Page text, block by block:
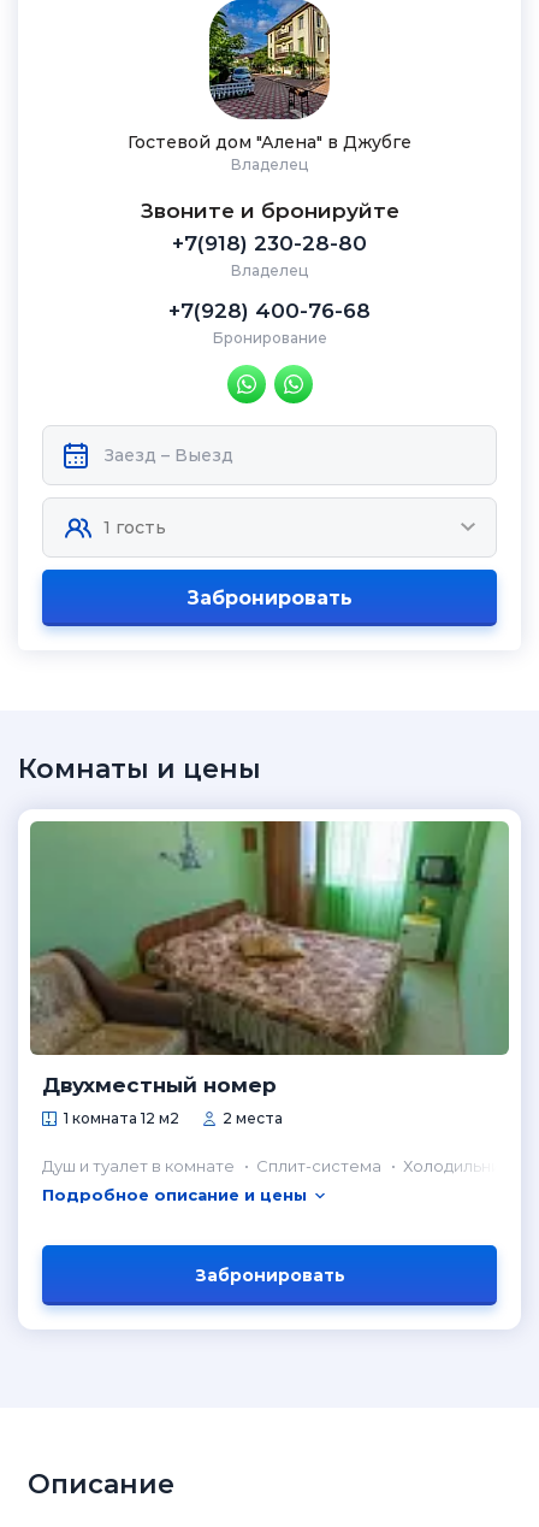
Гостевой дом "Алена" в Джубге
Владелец
Звоните и бронируйте
+7(918) 230-28-80
Владелец
+7(928) 400-76-68
Бронирование
Забронировать
Комнаты и цены
Двухместный номер
1 комната 12 м2 2 места
Душ и туалет в комнате Сплит-система
Холодильник в
Подробное описание и цены
Забронировать
Описание